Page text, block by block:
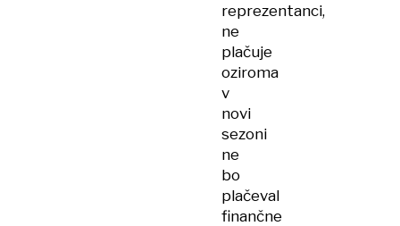
reprezentanci,
ne
plačuje
oziroma
v
novi
sezoni
ne
bo
plačeval
finančne